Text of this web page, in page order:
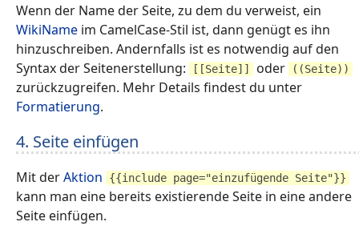
Wenn der Name der Seite, zu dem du verweist, ein
WikiName im CamelCase-Stil ist, dann genügt es ihn
hinzuschreiben. Andernfalls ist es notwendig auf den
Syntax der Seitenerstellung:
[[Seite]] oder ((Seite))
zurückzugreifen. Mehr Details findest du unter
Formatierung.
4. Seite einfügen
Mit derAktion {{include page="einzufügende Seite"}}
kann man eine bereits existierende Seite in eine andere
Seite einfügen.